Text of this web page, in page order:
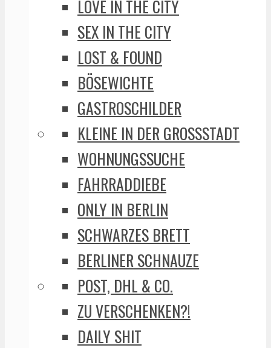
LOVE IN THE CITY
SEX IN THE CITY
LOST & FOUND
BÖSEWICHTE
GASTROSCHILDER
KLEINE IN DER GROSSSTADT
WOHNUNGSSUCHE
FAHRRADDIEBE
ONLY IN BERLIN
SCHWARZES BRETT
BERLINER SCHNAUZE
POST, DHL & CO.
ZU VERSCHENKEN?!
DAILY SHIT